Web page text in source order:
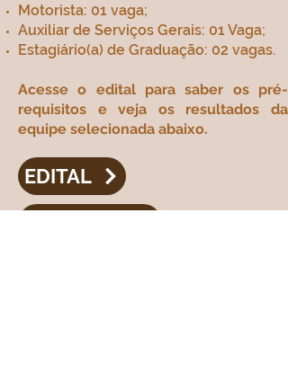
Motorista: 01 vaga;
Auxiliar de Serviços Gerais: 01 Vaga;
Estagiário(a) de Graduação: 02 vagas.
Acesse o edital para saber os pré-
requisitos e veja os resultados da
equipe selecionada abaixo.
EDITAL